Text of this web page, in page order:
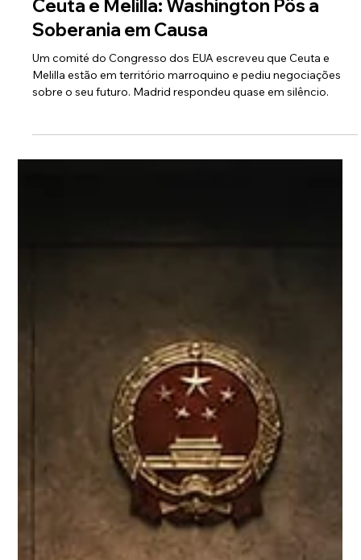
6 min de leitura
Atualidade
Ceuta e Melilla: Washington Pôs a
Soberania em Causa
Um comité do Congresso dos EUA escreveu que Ceuta e